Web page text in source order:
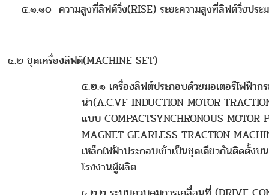
๔.๑.๑๐ ความสูงที่ลิฟต์วิ่ง(RISE) ระยะความสูงที่ลิฟต์วิ่งปร
๔.๒ ชุดเครื่องลิฟต์(MACHINE SET)
๔.๒.๑ เครื่องลิฟต์ประกอบด้วยมอเตอร์ไฟฟ้าก
นำ(A.C.VF INDUCTION MOTOR
แบบ COMPACTSYNCHRONOUS MOTOR
MAGNET GEARLESS TRACTION
เหล็กไฟฟ้าประกอบเข้าเป็นชุดเดียวกันติดตั้งบ
โรงงานผู้ผลิต